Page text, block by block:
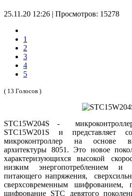
25.11.20 12:26 | Просмотров: 15278
1
2
3
4
5
( 13 Голосов )
STC15W204S -
STC15W201S и представляет
микроконтроллер на основе
архитектуры 8051. Это новое
характеризующихся высокой
низким энергопотреблением и
питающего напряжения,
сверхсовременным шифрованием,
шифрование STC девятого